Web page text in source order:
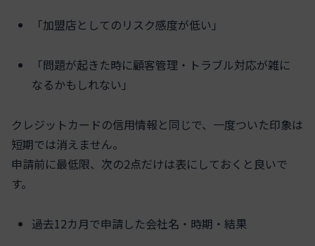
「加盟店としてのリスク感度が低い」
「問題が起きた時に顧客管理・トラブル対応が雑に
なるかもしれない」
クレジットカードの信用情報と同じで、一度ついた印象は
短期では消えません。
申請前に最低限、次の2点だけは表にしておくと良いで
す。
過去12カ月で申請した会社名・時期・結果